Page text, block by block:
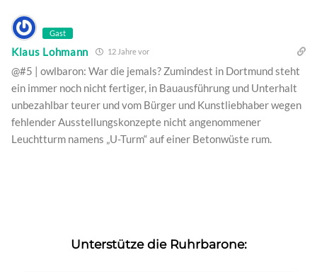
Gast
Klaus Lohmann 12 Jahre vor
@#5 | owlbaron: War die jemals? Zumindest in Dortmund steht
ein immer noch nicht fertiger, in Bauausführung und Unterhalt
unbezahlbar teurer und vom Bürger und Kunstliebhaber wegen
fehlender Ausstellungskonzepte nicht angenommener
Leuchtturm namens „U-Turm“ auf einer Betonwüste rum.
Unterstütze die Ruhrbarone: